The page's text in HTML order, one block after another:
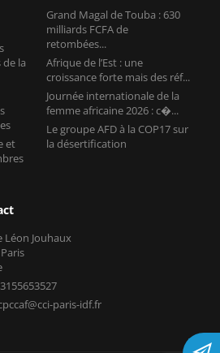
la
et
Grand Magal de Touba : 630
milliards FCFA de
retombées...
Afrique de l’Est : une
croissance forte mais des réf...
Journée internationale de la
femme africaine 2026 : c�...
Le groupe AFD à la COP17 sur
la désertification
Léon Jouhaux
paris-idf.fr